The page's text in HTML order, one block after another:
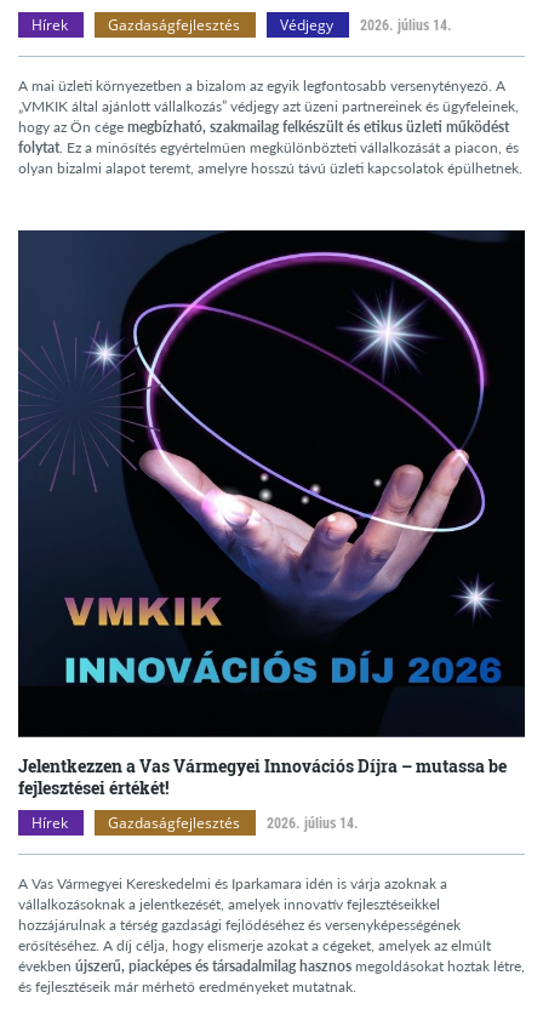
Hírek Gazdaságfejlesztés Védjegy 2026. július 14.
A mai üzleti környezetben a bizalom az egyik legfontosabb versenytényező. A
„VMKIK által ajánlott vállalkozás” védjegy azt üzeni partnereinek és ügyfeleinek,
hogy az Ön cége megbízható, szakmailag felkészült és etikus üzleti működést
folytat. Ez a minősítés egyértelműen megkülönbözteti vállalkozását a piacon, és
olyan bizalmi alapot teremt, amelyre hosszú távú üzleti kapcsolatok épülhetnek.
Jelentkezzen a Vas Vármegyei Innovációs Díjra – mutassa be
fejlesztései értékét!
Hírek Gazdaságfejlesztés 2026. július 14.
A Vas Vármegyei Kereskedelmi és Iparkamara idén is várja azoknak a
vállalkozásoknak a jelentkezését, amelyek innovatív fejlesztéseikkel
hozzájárulnak a térség gazdasági fejlődéséhez és versenyképességének
erősítéséhez. A díj célja, hogy elismerje azokat a cégeket, amelyek az elmúlt
években újszerű, piacképes és társadalmilag hasznos megoldásokat hoztak létre,
és fejlesztéseik már mérhető eredményeket mutatnak.